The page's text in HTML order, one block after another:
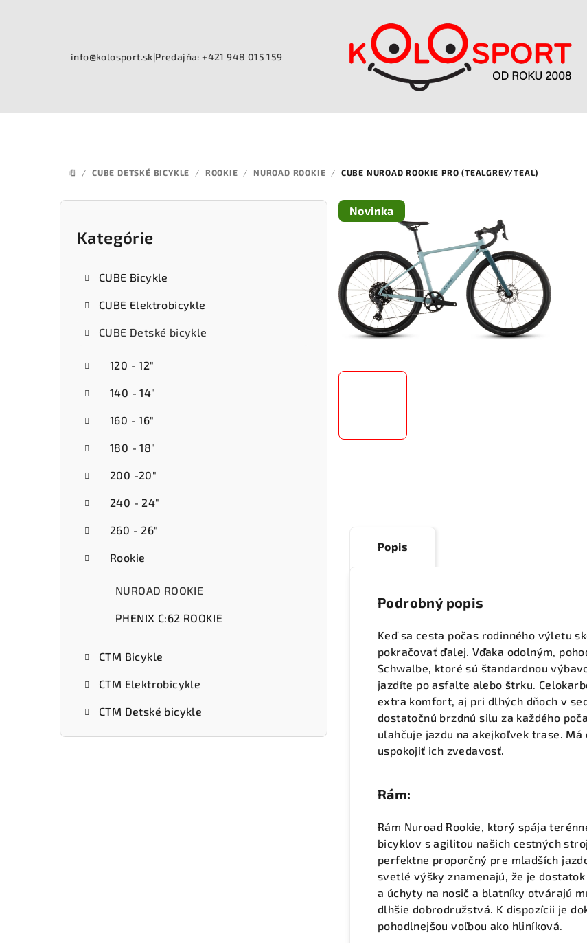
info@kolosport.sk|Predajňa: +421 948 015 159
DOMOV
/ CUBE DETSKÉ BICYKLE / ROOKIE / NUROAD ROOKIE / CUBE NUROAD ROOKIE PRO (TEALGREY/TEAL)
Preskočiť
Kategórie
CUBE Bicykle
CUBE Elektrobicykle
CUBE Detské bicykle
120 - 12"
140 - 14"
160 - 16"
180 - 18"
200 -20"
240 - 24"
260 - 26"
Rookie
NUROAD ROOKIE
PHENIX C:62 ROOKIE
CTM Bicykle
CTM Elektrobicykle
CTM Detské bicykle
Novinka
Popis
Podrobný popis
Keď sa cesta počas rodinného výletu
pokračovať ďalej. Vďaka odolným,
Schwalbe, ktoré sú štandardnou
jazdíte po asfalte alebo štrku.
extra komfort, aj pri dlhých dňoch v
dostatočnú brzdnú silu za každého
uľahčuje jazdu na akejkoľvek trase.
uspokojiť ich zvedavosť.
Rám:
Rám Nuroad Rookie, ktorý spája
bicyklov s agilitou našich cestných
perfektne proporčný pre mladších
svetlé výšky znamenajú, že je
a úchyty na nosič a blatníky otvárajú
dlhšie dobrodružstvá. K dispozícii je
pohodlnejšou voľbou ako hliníková.